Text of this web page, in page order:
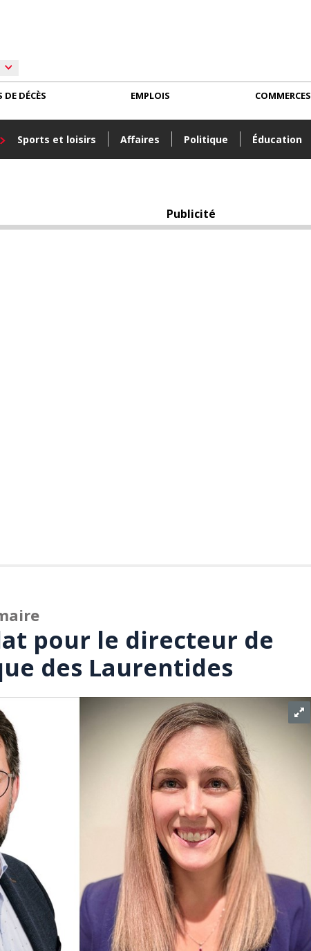
Sports et loisirs Affaires Politique Éducation
DE DÉCÈS EMPLOIS COMMERCES
Publicité
pour le directeur de
des Laurentides